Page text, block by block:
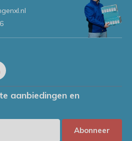
aanbiedingen en
Abonneer